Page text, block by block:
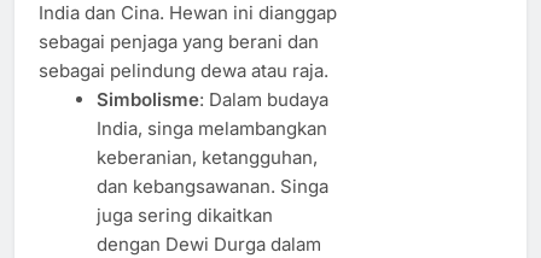
India dan Cina. Hewan ini dianggap
sebagai penjaga yang berani dan
sebagai pelindung dewa atau raja.
Simbolisme: Dalam budaya
India, singa melambangkan
keberanian, ketangguhan,
dan kebangsawanan. Singa
juga sering dikaitkan
dengan Dewi Durga dalam